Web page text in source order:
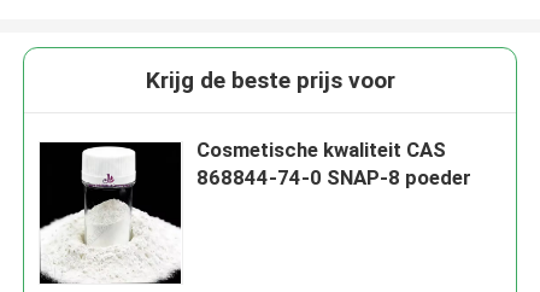
Krijg de beste prijs voor
Cosmetische kwaliteit CAS
868844-74-0 SNAP-8 poeder